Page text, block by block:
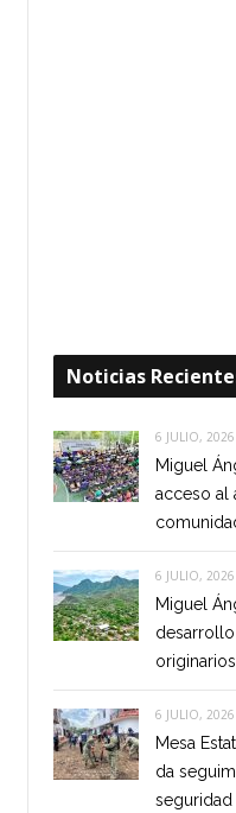
Noticias
6 JULIO, 2026
Miguel
acceso al
6 JULIO, 2026
Miguel
originarios
6 JULIO, 2026
Mesa
da